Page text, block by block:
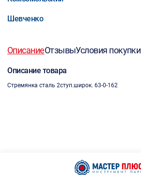
Шевченко
ОписаниеОтзывыУсловия покупки
Описание товара
Стремянка сталь 2ступ.широк. 63-0-162